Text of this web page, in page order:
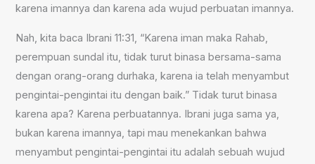
karena imannya dan karena ada wujud perbuatan imannya.
Nah, kita baca Ibrani 11:31, “Karena iman maka Rahab,
perempuan sundal itu, tidak turut binasa bersama-sama
dengan orang-orang durhaka, karena ia telah menyambut
pengintai-pengintai itu dengan baik.” Tidak turut binasa
karena apa? Karena perbuatannya. Ibrani juga sama ya,
bukan karena imannya, tapi mau menekankan bahwa
menyambut pengintai-pengintai itu adalah sebuah wujud